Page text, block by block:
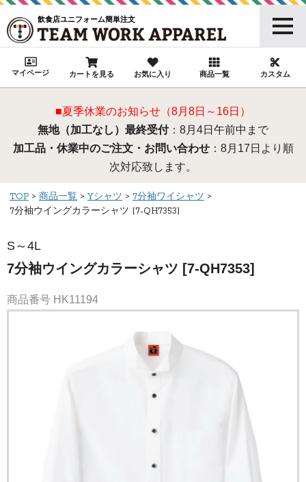
飲食店ユニフォーム簡単注文
マイページ カートを見る お気に入り 商品一覧 カスタム
■夏季休業のお知らせ（8月8日～16日）
無地（加工なし）最終受付：8月4日午前中まで
加工品・休業中のご注文・お問い合わせ：8月17日より順
次対応致します。
TOP 商品一覧 Yシャツ
7分袖ワイシャツ
7分袖ウイングカラーシャツ [7-QH7353]
S～4L
7分袖ウイングカラーシャツ [7-QH7353]
商品番号 HK11194